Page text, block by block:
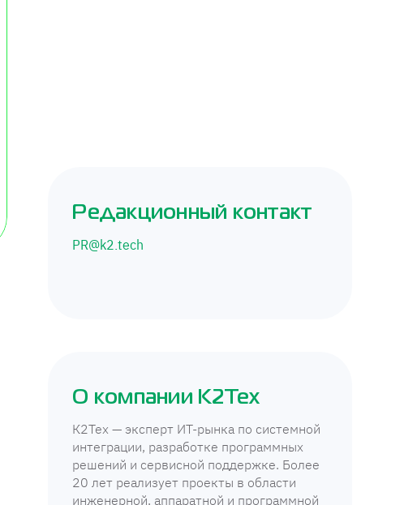
Редакционный контакт
PR@k2.tech
О компании К2Тех
К2Тех — эксперт ИТ-рынка по системной
интеграции, разработке программных
решений и сервисной поддержке. Более
20 лет реализует проекты в области
инженерной, аппаратной и программной